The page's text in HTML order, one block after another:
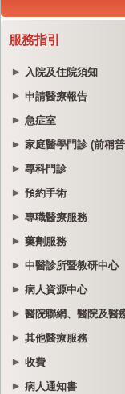
服務指引
入院及住院須知
申請醫療報告
急症室
家庭醫學門診 (前稱
專科門診
預約手術
專職醫療服務
藥劑服務
中醫診所暨教研中心
病人資源中心
醫院聯網、醫院及醫
其他醫療服務
收費
病人通知書